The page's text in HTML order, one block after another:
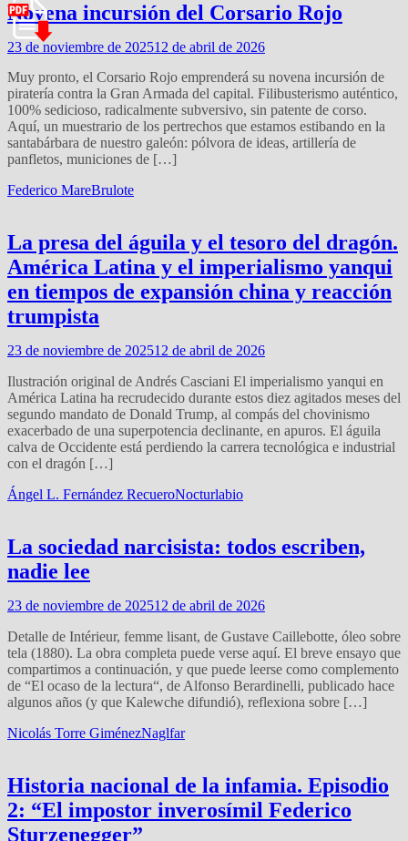
Novena incursión del Corsario Rojo
23 de noviembre de 202512 de abril de 2026
Muy pronto, el Corsario Rojo emprenderá su novena incursión de
piratería contra la Gran Armada del capital. Filibusterismo auténtico,
100% sedicioso, radicalmente subversivo, sin patente de corso.
Aquí, un muestrario de los pertrechos que estamos estibando en la
santabárbara de nuestro galeón: pólvora de ideas, artillería de
panfletos, municiones de […]
Federico MareBrulote
La presa del águila y el tesoro del dragón.
América Latina y el imperialismo yanqui
en tiempos de expansión china y reacción
trumpista
23 de noviembre de 202512 de abril de 2026
Ilustración original de Andrés Casciani El imperialismo yanqui en
América Latina ha recrudecido durante estos diez agitados meses del
segundo mandato de Donald Trump, al compás del chovinismo
exacerbado de una superpotencia declinante, en apuros. El águila
calva de Occidente está perdiendo la carrera tecnológica e industrial
con el dragón […]
Ángel L. Fernández RecueroNocturlabio
La sociedad narcisista: todos escriben,
nadie lee
23 de noviembre de 202512 de abril de 2026
Detalle de Intérieur, femme lisant, de Gustave Caillebotte, óleo sobre
tela (1880). La obra completa puede verse aquí. El breve ensayo que
compartimos a continuación, y que puede leerse como complemento
de “El ocaso de la lectura“, de Alfonso Berardinelli, publicado hace
algunos años (y que Kalewche difundió), reflexiona sobre […]
Nicolás Torre GiménezNaglfar
Historia nacional de la infamia. Episodio
2: “El impostor inverosímil Federico
Sturzenegger”